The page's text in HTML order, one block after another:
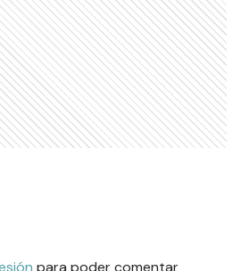
para poder comentar